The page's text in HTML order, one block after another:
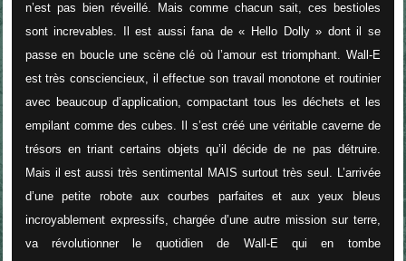
n’est pas bien réveillé. Mais comme chacun sait, ces bestioles
sont increvables. Il est aussi fana de « Hello Dolly » dont il se
passe en boucle une scène clé où l’amour est triomphant. Wall-E
est très consciencieux, il effectue son travail monotone et routinier
avec beaucoup d’application, compactant tous les déchets et les
empilant comme des cubes. Il s’est créé une véritable caverne de
trésors en triant certains objets qu’il décide de ne pas détruire.
Mais il est aussi très sentimental MAIS surtout très seul. L’arrivée
d’une petite robote aux courbes parfaites et aux yeux bleus
incroyablement expressifs, chargée d’une autre mission sur terre,
va révolutionner le quotidien de Wall-E qui en tombe